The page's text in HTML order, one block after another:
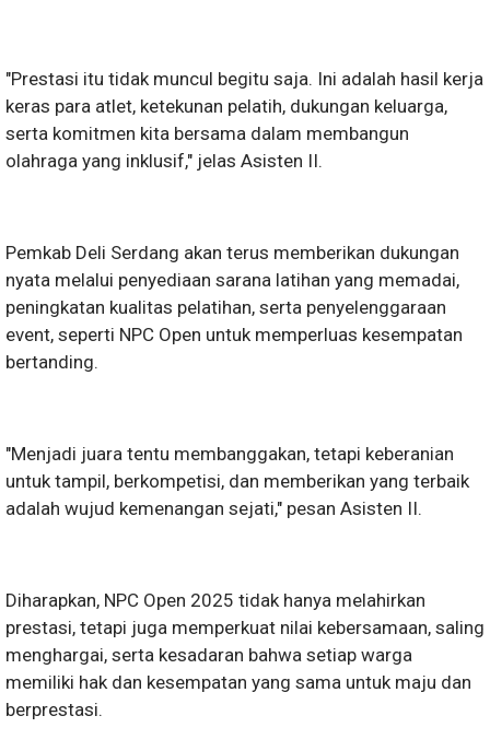
"Prestasi itu tidak muncul begitu saja. Ini adalah hasil kerja
keras para atlet, ketekunan pelatih, dukungan keluarga,
serta komitmen kita bersama dalam membangun
olahraga yang inklusif," jelas Asisten II.
Pemkab Deli Serdang akan terus memberikan dukungan
nyata melalui penyediaan sarana latihan yang memadai,
peningkatan kualitas pelatihan, serta penyelenggaraan
event, seperti NPC Open untuk memperluas kesempatan
bertanding.
"Menjadi juara tentu membanggakan, tetapi keberanian
untuk tampil, berkompetisi, dan memberikan yang terbaik
adalah wujud kemenangan sejati," pesan Asisten II.
Diharapkan, NPC Open 2025 tidak hanya melahirkan
prestasi, tetapi juga memperkuat nilai kebersamaan, saling
menghargai, serta kesadaran bahwa setiap warga
memiliki hak dan kesempatan yang sama untuk maju dan
berprestasi.